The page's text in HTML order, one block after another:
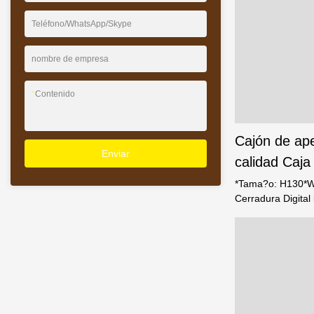
Teléfono/WhatsApp/Skype
nombre de empresa
*Contenido
Enviar
Cajón de
calidad
EH-TOP-JH
Foshan
*Tama?o:
Cerradura Digital